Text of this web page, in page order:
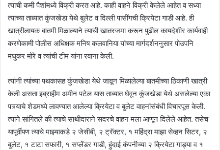
त्याची कमी पैशांमध्ये विक्री करत आहे. काही वाहने विक्री केलेले आहेत व सध्या
त्याच्या ताब्यात कुंजखेडा येथे बुलेट व दिल्ली पासींगची क्रियेटा गाडी आहे. ही
खात्रीलायक बातमी मिळाल्याने त्याची खातरजमा करून पुढील कायदेशीर कार्यवाही
करणेकामी पोलीस अधिक्षक मनिष कलवानिया यांच्या मार्गदर्शननुसार पोउपनि
मधुकर मोरे व त्यांची टीम यांना रवाना केली.
त्यांनी त्यांच्या पथकासह कुंजखेडा येथे जावून मिळालेल्या बातमीच्या ठिकाणी खात्री
केली असता इब्राहीम अमीन पटेल यास ताब्यात घेवून कुंजखेडा येथे असलेल्या एका
पत्र्याचे शेडमध्ये लावण्यात आलेल्या क्रियेटा व बुलेट वाहनांसंबंधी विचारपूस केली.
त्यांने सांगितले की त्याचे साथीदाराने सदरचे वाहन मला आणून दिलेले आहेत. तसेच
यापूर्वीपण त्याचे माझ्याकडे २ जेसीबी, २ ट्रॅक्टर, १ महिंद्रा माझा सेव्हन सिटर, २
बुलेट, १ टाटा सफारी, १ सप्लेंडर गाडी, हुंदाई कंपनीच्या २ क्रियेटा गाड्या व १